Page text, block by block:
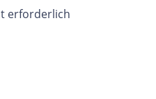
erforderlich